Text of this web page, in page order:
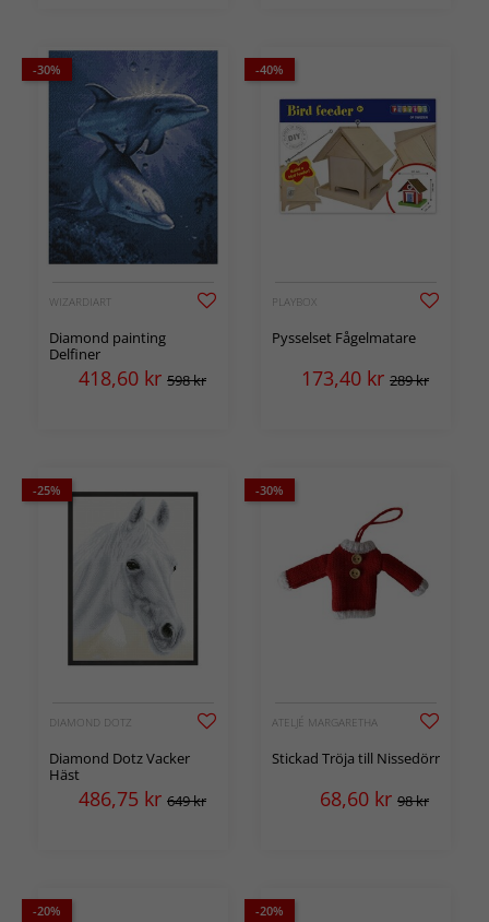
-30%
WIZARDIART
Diamond painting
Delfiner
418,60 kr 598 kr
-40%
PLAYBOX
Pysselset Fågelmatare
173,40 kr 289 kr
-25%
DIAMOND DOTZ
Diamond Dotz Vacker
Häst
486,75 kr 649 kr
-30%
ATELJÉ MARGARETHA
Stickad Tröja till Nissedörr
68,60 kr 98 kr
-20% -20%